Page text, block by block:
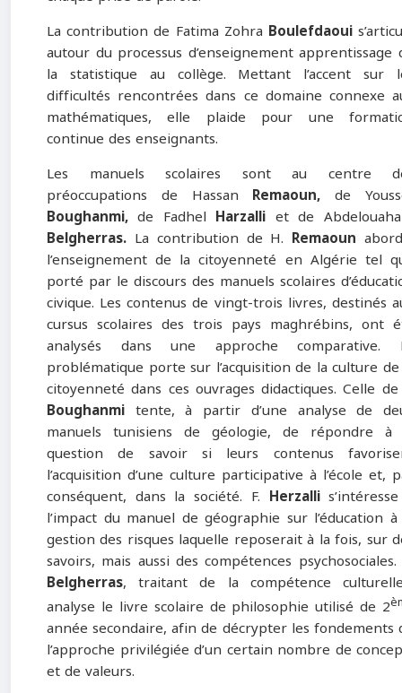
La contribution de Fatima Zohra Boulefdaoui
autour du processus d’enseignement apprentissage
la statistique au collège. Mettant l’accent sur
difficultés rencontrées dans ce domaine connexe
mathématiques, elle plaide pour une
continue des enseignants.
Les manuels scolaires sont au centre
préoccupations de Hassan Remaoun,de
Boughanmi,de Fadhel Harzalli et de
Belgherras. La contribution de H. Remaoun
l’enseignement de la citoyenneté en Algérie tel
porté par le discours des manuels scolaires
civique. Les contenus de vingt-trois livres, destinés
cursus scolaires des trois pays maghrébins, ont
analysés dans une approche comparative.
problématique porte sur l’acquisition de la culture
citoyenneté dans ces ouvrages didactiques. Celle de
Boughanmi tente, à partir d’une analyse de
manuels tunisiens de géologie, de répondre à
question de savoir si leurs contenus
l’acquisition d’une culture participative à l’école et,
conséquent, dans la société. F. Herzalli
l’impact du manuel de géographie sur l’éducation
gestion des risques laquelle reposerait à la fois, sur
savoirs, mais aussi des compétences psychosociales.
Belgherras, traitant de la compétence
analyse le livre scolaire de philosophie utilisé de 2
année secondaire, afin de décrypter les fondements
l’approche privilégiée d’un certain nombre de
et de valeurs.